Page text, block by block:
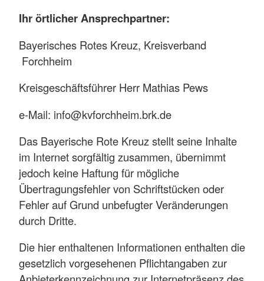
Ihr örtlicher Ansprechpartner:
Bayerisches Rotes Kreuz, Kreisverband
Forchheim
Kreisgeschäftsführer Herr Mathias Pews
e-Mail: info@kvforchheim.brk.de
Das Bayerische Rote Kreuz stellt seine Inhalte
im Internet sorgfältig zusammen, übernimmt
jedoch keine Haftung für mögliche
Übertragungsfehler von Schriftstücken oder
Fehler auf Grund unbefugter Veränderungen
durch Dritte.
Die hier enthaltenen Informationen enthalten die
gesetzlich vorgesehenen Pflichtangaben zur